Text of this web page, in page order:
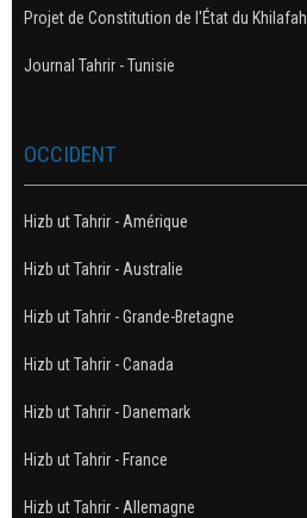
Projet de Constitution de l'État du Khilafah
Journal Tahrir - Tunisie
OCCIDENT
Hizb ut Tahrir - Amérique
Hizb ut Tahrir - Australie
Hizb ut Tahrir - Grande-Bretagne
Hizb ut Tahrir - Canada
Hizb ut Tahrir - Danemark
Hizb ut Tahrir - France
Hizb ut Tahrir - Allemagne